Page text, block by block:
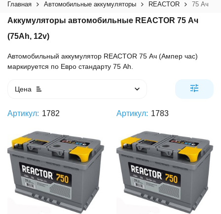
Главная Автомобильные аккумуляторы REACTOR 75 Ач
Аккумуляторы автомобильные REACTOR 75 Ач
(75Ah, 12v)
Автомобильный аккумулятор REACTOR 75 Ач (Ампер час)
маркируется по Евро стандарту 75 Ah.
Цена
Артикул: 1782 Артикул: 1783